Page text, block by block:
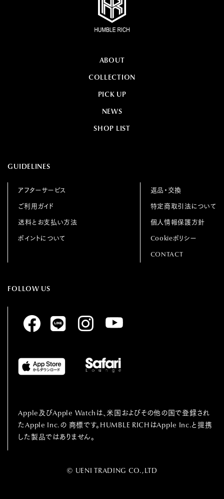
ABOUT
COLLECTION
PICK UP
NEWS
SHOP LIST
GUIDELINES
アフターサービス
ご利用ガイド
送料とお支払い方法
ポイントについて
返品・交換
特定商取引法について
個人情報保護方針
Cookieポリシー
CONTACT
FOLLOW US
Apple及びApple Watchは、⽶国およびその他の国で登録され
たApple Inc.の 商標です。HUMBLE RICHはApple Inc.と提携
した製品ではありません。
© UENI TRADING CO.,LTD